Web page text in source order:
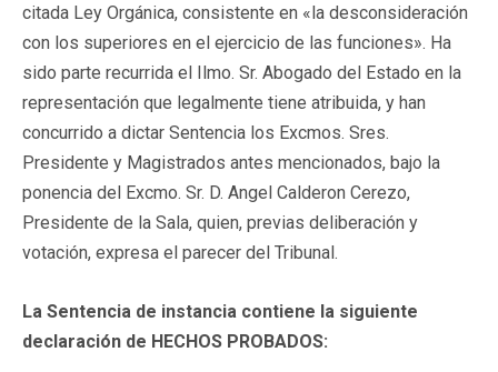
citada Ley Orgánica, consistente en «la desconsideración
con los superiores en el ejercicio de las funciones». Ha
sido parte recurrida el Ilmo. Sr. Abogado del Estado en la
representación que legalmente tiene atribuida, y han
concurrido a dictar Sentencia los Excmos. Sres.
Presidente y Magistrados antes mencionados, bajo la
ponencia del Excmo. Sr. D. Angel Calderon Cerezo,
Presidente de la Sala, quien, previas deliberación y
votación, expresa el parecer del Tribunal.
La Sentencia de instancia contiene la siguiente
declaración de HECHOS PROBADOS: